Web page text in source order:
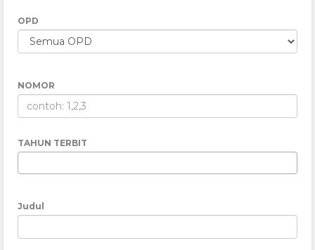
OPD
NOMOR
TAHUN TERBIT
Judul